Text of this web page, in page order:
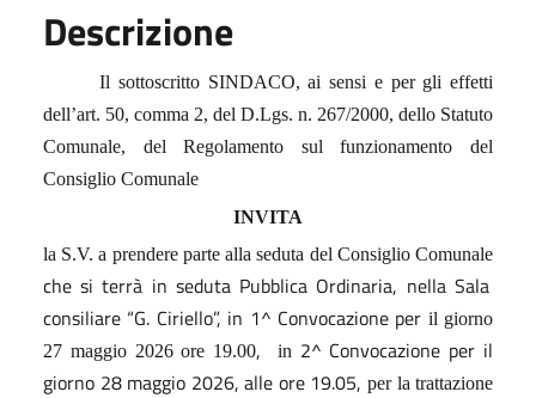
Descrizione
Il sottoscritto SINDACO, ai sensi e per gli effetti
dell’art. 50, comma 2, del D.Lgs. n. 267/2000, dello Statuto
Comunale, del Regolamento sul funzionamento del
Consiglio Comunale
INVITA
la S.V.a prendere parte alla seduta del Consiglio Comunale
che si terrà in seduta Pubblica Ordinaria, nella Sala
consiliare “G. Ciriello”, in 1^ Convocazioneper il giorno
27 maggio 2026 ore 19.00, in 2^ Convocazione per il
giorno 28 maggio 2026, alle ore 19.05, per la trattazione